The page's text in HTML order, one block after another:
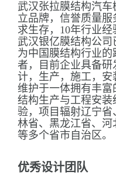
武汉张拉膜结构汽车
立品牌，信誉质量服
求生存，10年行业经
武汉银亿膜结构公司
为中国膜结构行业的
者，目前企业具备研
计，生产，施工，安
维护于一体拥有丰富
结构生产与工程安装
验，项目辐射辽宁省
林省、黑龙江省、河
等多个省市自治区。
优秀设计团队